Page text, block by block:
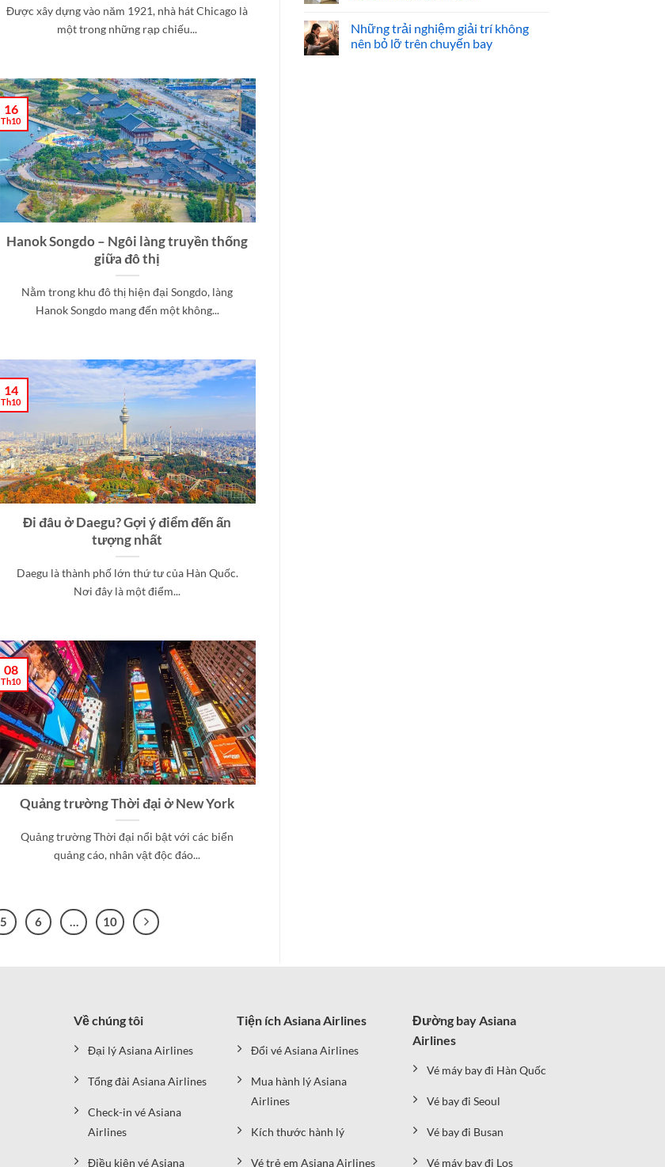
Được xây dựng vào năm 1921, nhà hát Chicago là
một trong những rạp chiếu...
Hanok Songdo – Ngôi làng truyền thống
giữa đô thị
Nằm trong khu đô thị hiện đại Songdo, làng
Hanok Songdo mang đến một không...
16
Th10
Đi đâu ở Daegu? Gợi ý điểm đến ấn
tượng nhất
Daegu là thành phố lớn thứ tư của Hàn Quốc.
Nơi đây là một điểm...
14
Th10
Quảng trường Thời đại ở New York
Quảng trường Thời đại nổi bật với các biển
quảng cáo, nhân vật độc đáo...
08
Th10
5 6 10
Những trải nghiệm giải trí không
nên bỏ lỡ trên chuyến bay
Về chúng tôi
Đại lý Asiana Airlines
Tổng đài Asiana Airlines
Check-in vé Asiana
Airlines
Điều kiện vé Asiana
Tiện ích Asiana Airlines
Đổi vé Asiana Airlines
Mua hành lý Asiana
Airlines
Kích thước hành lý
Vé trẻ em Asiana Airlines
Đường bay Asiana
Airlines
Vé máy bay đi Hàn Quốc
Vé bay đi Seoul
Vé bay đi Busan
Vé máy bay đi Los